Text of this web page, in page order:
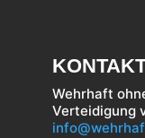
Wehrhaft
Verteidigung